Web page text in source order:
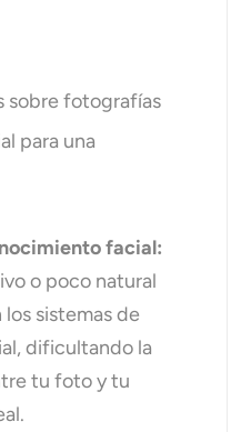
sobre fotografías
para una
facial:
o poco natural
sistemas de
dificultando la
tu foto y tu